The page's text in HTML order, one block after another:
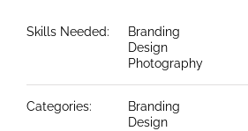
Skills Needed:
Branding
Design
Photography
Categories:
Branding
Design